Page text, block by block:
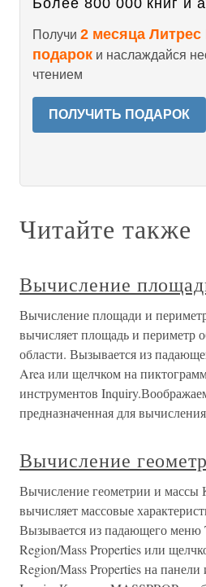
Более 800 000 книг и
Получи 2 месяца
подарок и наслаждайся
чтением
ПОЛУЧИТЬ ПОДАРОК
Читайте также
Вычисление
Вычисление площади и
вычисляет площадь и периметр
области. Вызывается из
Area или щелчком на
инструментов
предназначенная для
Вычисление
Вычисление геометрии и массы
вычисляет массовые
Вызывается из падающего меню
Region/Mass Properties или
Region/Mass Properties на панели